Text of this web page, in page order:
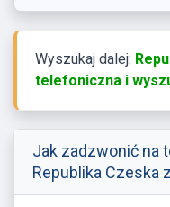
Wyszukaj dalej:
telefoniczna i
Jak zadzwonić na
Republika Czeska